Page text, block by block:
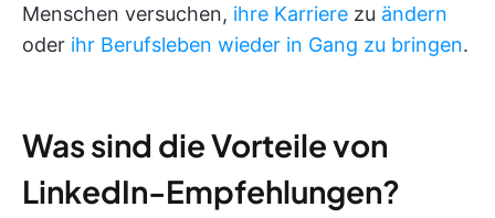
Menschen versuchen, ihre Karriere zu ändern
oder ihr Berufsleben wieder in Gang zu bringen.
Was sind die Vorteile von
LinkedIn-Empfehlungen?